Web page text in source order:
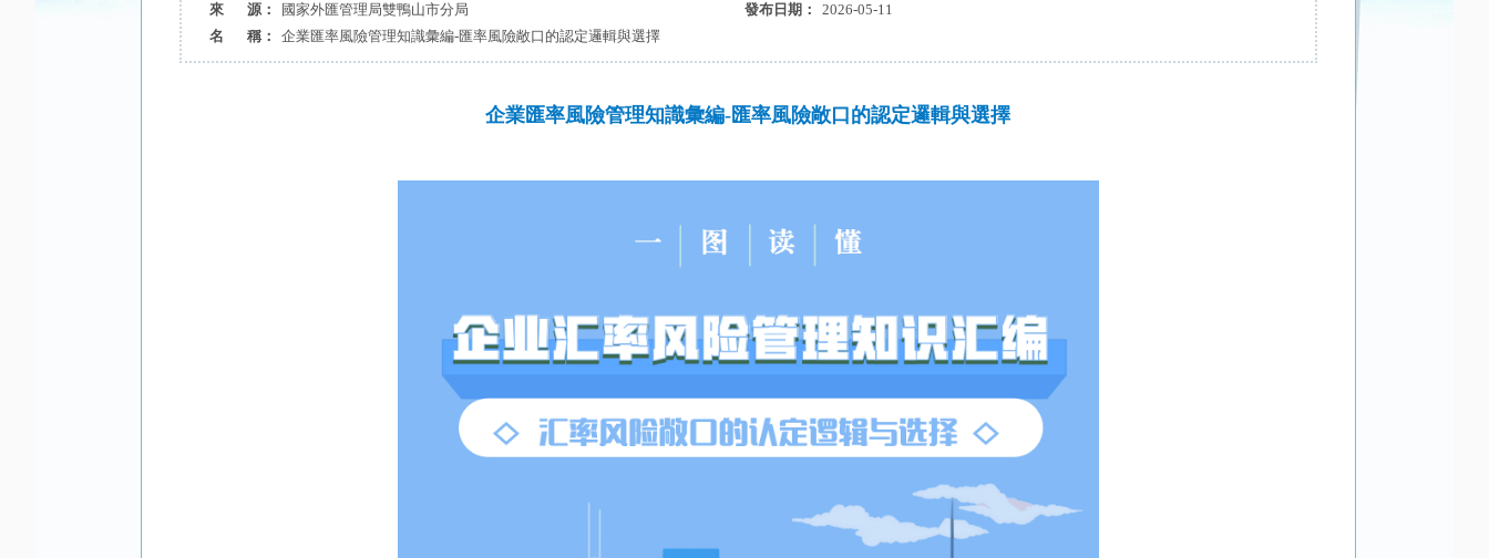
來 源：
國家外匯管理局雙鴨山市分局 發布日期：
2026-05-11
名 稱：
企業匯率風險管理知識彙編-匯率風險敞口的認定邏輯與選擇
企業匯率風險管理知識彙編-匯率風險敞口的認定邏輯與選擇